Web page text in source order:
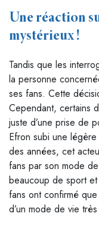
Une réaction
mystérieux !
Tandis que les
la personne
ses fans. Cette
Cependant, certains
juste d’une prise de
Efron subi une
des années, cet
fans par son mode
beaucoup de sport
fans ont confirmé
d’un mode de vie